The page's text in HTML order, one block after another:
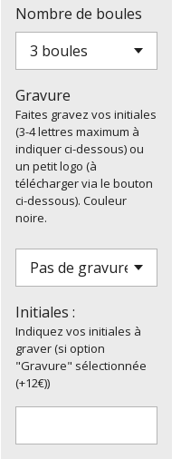
Nombre de boules
Gravure
Faites gravez vos initiales
(3-4 lettres maximum à
indiquer ci-dessous) ou
un petit logo (à
télécharger via le bouton
ci-dessous). Couleur
noire.
Initiales :
Indiquez vos initiales à
graver (si option
"Gravure" sélectionnée
(+12€))